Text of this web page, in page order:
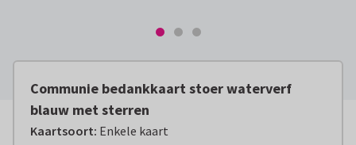
Communie bedankkaart stoer waterverf
blauw met sterren
Kaartsoort: Enkele kaart